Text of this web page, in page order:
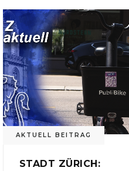
AKTUELL BEITRAG
STADT ZÜRICH: